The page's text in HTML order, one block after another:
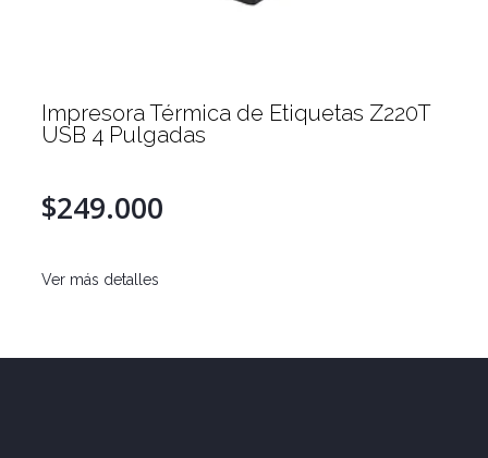
Impresora Térmica de Etiquetas Z220T
USB 4 Pulgadas
$249.000
Ver más detalles